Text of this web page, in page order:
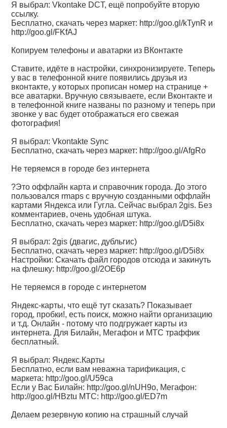
Я выбрал: Vkontake DCT, ещё попробуйте вторую
ссылку.
Бесплатно, скачать через маркет: http://goo.gl/kTynR и
http://goo.gl/FKfAJ
Копируем телефоны и аватарки из ВКонтакте
Ставите, идёте в настройки, синхронизируете. Теперь
у вас в телефонной книге появились друзья из
вконтакте, у которых прописан номер на странице +
все аватарки. Вручную связываете, если Вконтакте и
в телефонной книге названы по разному и теперь при
звонке у вас будет отображаться его свежая
фотография!
Я выбрал: Vkontakte Sync
Бесплатно, скачать через маркет: http://goo.gl/AfgRo
Не теряемся в городе без интернета
?Это оффлайн карта и справочник города. До этого
пользовался rmaps с вручную созданными оффлайн
картами Яндекса или Гугла. Сейчас выбрал 2gis. Без
комментариев, очень удобная штука.
Бесплатно, скачать через маркет: http://goo.gl/D5i8x
Я выбрал: 2gis (двагис, дубльгис)
Бесплатно, скачать через маркет: http://goo.gl/D5i8x
Настройки: Скачать файл городов отсюда и закинуть
на флешку: http://goo.gl/2OE6p
Не теряемся в городе с интернетом
Яндекс-карты, что ещё тут сказать? Показывает
город, пробки!, есть поиск, можно найти организацию
и т.д. Онлайн - потому что подгружает карты из
интернета. Для Билайн, Мегафон и МТС траффик
бесплатный.
Я выбрал: Яндекс.Карты
Бесплатно, если вам неважна тарификация, с
маркета: http://goo.gl/U59ca
Если у Вас Билайн: http://goo.gl/nUH9o, Мегафон:
http://goo.gl/HBztu МТС: http://goo.gl/ED7m
Делаем резервную копию на страшный случай